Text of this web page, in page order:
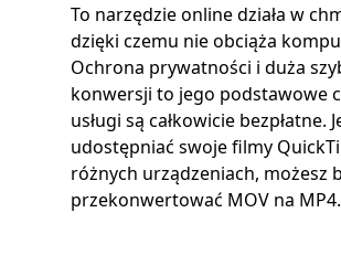
To narzędzie online działa w
dzięki czemu nie obciąża
Ochrona prywatności i duża
konwersji to jego podstawowe
usługi są całkowicie bezpłatne.
udostępniać swoje filmy
różnych urządzeniach, możesz
przekonwertować MOV na MP4.